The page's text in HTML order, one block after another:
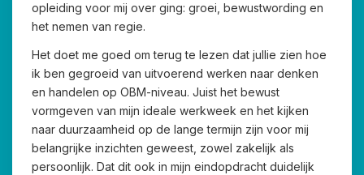
opleiding voor mij over ging: groei, bewustwording en
het nemen van regie.
Het doet me goed om terug te lezen dat jullie zien hoe
ik ben gegroeid van uitvoerend werken naar denken
en handelen op OBM-niveau. Juist het bewust
vormgeven van mijn ideale werkweek en het kijken
naar duurzaamheid op de lange termijn zijn voor mij
belangrijke inzichten geweest, zowel zakelijk als
persoonlijk. Dat dit ook in mijn eindopdracht duidelijk